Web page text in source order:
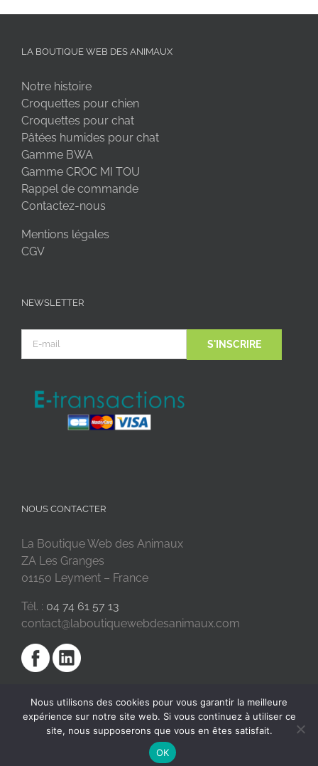
LA BOUTIQUE WEB DES ANIMAUX
Notre histoire
Croquettes pour chien
Croquettes pour chat
Pâtées humides pour chat
Gamme BWA
Gamme CROC MI TOU
Rappel de commande
Contactez-nous
Mentions légales
CGV
NEWSLETTER
NOUS CONTACTER
La Boutique Web des Animaux
ZA Les Granges
01150 Leyment – France
Tél. : 04 74 61 57 13
contact@laboutiquewebdesanimaux.com
2018 © La Boutique Web des Animaux | Réalisé par
Nous utilisons des cookies pour vous garantir la meilleure
expérience sur notre site web. Si vous continuez à utiliser ce
site, nous supposerons que vous en êtes satisfait.
OK